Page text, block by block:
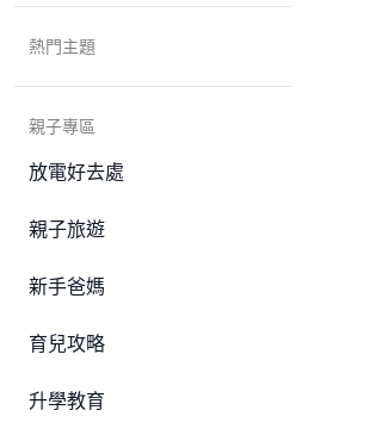
熱門主題
親子專區
放電好去處
親子旅遊
新手爸媽
育兒攻略
升學教育